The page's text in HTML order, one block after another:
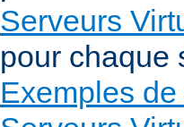
Serveurs
pour chaque
Exemples